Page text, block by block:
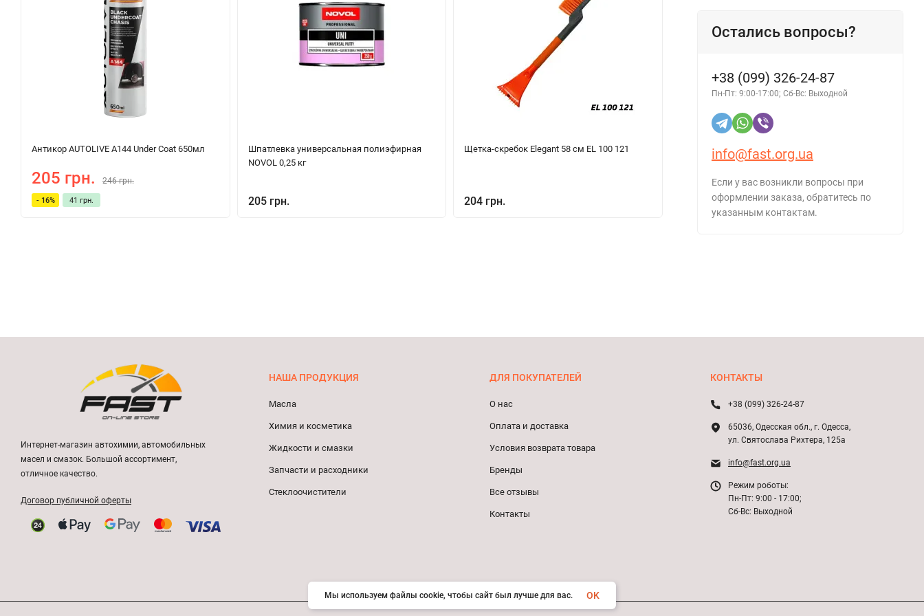
Антикор AUTOLIVE A144 Under Coat 650мл
205 грн. 246 грн.
- 16% 41 грн.
Шпатлевка универсальная полиэфирная
NOVOL 0,25 кг
205 грн.
Щетка-скребок Elegant 58 см EL 100 121
204 грн.
Тормозная жидкость АЛЯСКА DOT-4 1 л
205 грн.
Остались вопросы?
+38 (099) 326-24-87
Пн-Пт: 9:00-17:00; Сб-Вс: Выходной
info@fast.org.ua
Если у вас возникли вопросы при
оформлении заказа, обратитесь по
указанным контактам.
Интернет-магазин автохимии, автомобильных
масел и смазок. Большой ассортимент,
отличное качество.
Договор публичной оферты
НАША ПРОДУКЦИЯ
Масла
Химия и косметика
Жидкости и смазки
Запчасти и расходники
Стеклоочистители
ДЛЯ ПОКУПАТЕЛЕЙ
О нас
Оплата и доставка
Условия возврата товара
Бренды
Все отзывы
Контакты
КОНТАКТЫ
+38 (099) 326-24-87
65036, Одесская обл., г. Одесса,
ул. Святослава Рихтера, 125а
info@fast.org.ua
Режим роботы:
Пн-Пт: 9:00 - 17:00;
Сб-Вс: Выходной
Мы используем файлы cookie, чтобы сайт был лучше для вас. OK